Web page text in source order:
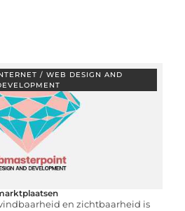
/ WEB DESIGN AND
en zichtbaarheid is